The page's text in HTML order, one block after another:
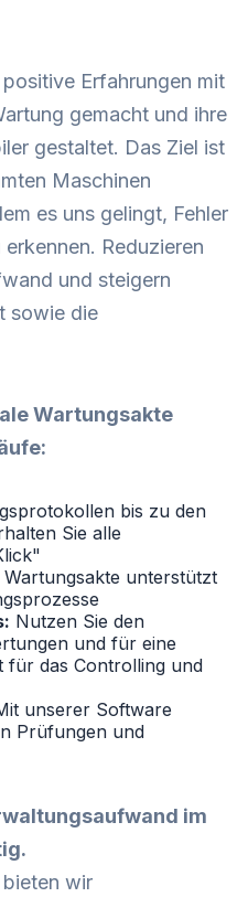
Erfahrungen mit
gemacht und ihre
gestaltet. Das Ziel ist
Maschinen
es uns gelingt, Fehler
Reduzieren
und steigern
sowie die
Wartungsakte
bis zu den
Sie alle
Wartungsakte unterstützt
Nutzen Sie den
und für eine
für das Controlling und
unserer Software
Prüfungen und
im
wir